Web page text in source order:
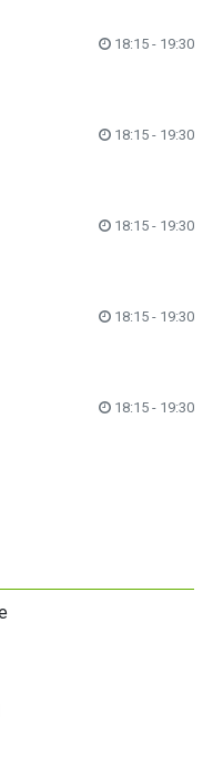
18:15 - 19:30
18:15 - 19:30
18:15 - 19:30
18:15 - 19:30
18:15 - 19:30